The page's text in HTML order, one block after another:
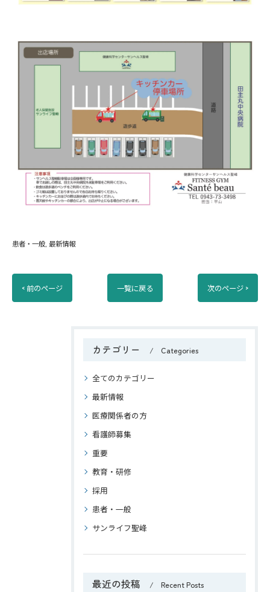
患者・一般 最新情報
< 前のページ 一覧に戻る 次のページ >
カテゴリー Categories
全てのカテゴリー
最新情報
医療関係者の方
看護師募集
重要
教育・研修
採用
患者・一般
サンライフ聖峰
最近の投稿 Recent Posts